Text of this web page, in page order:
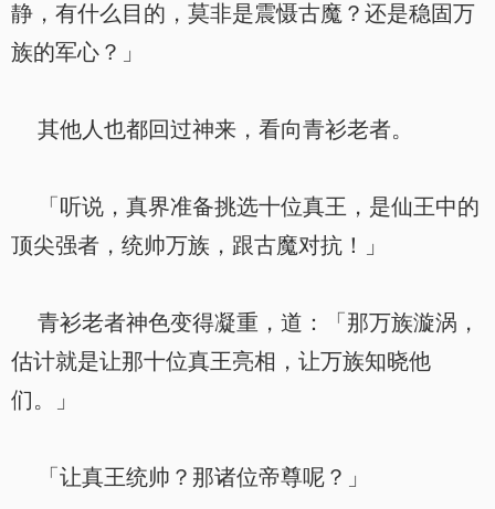
静，有什么目的，莫非是震慑古魔？还是稳固万
族的军心？」
其他人也都回过神来，看向青衫老者。
「听说，真界准备挑选十位真王，是仙王中的
顶尖强者，统帅万族，跟古魔对抗！」
青衫老者神色变得凝重，道：「那万族漩涡，
估计就是让那十位真王亮相，让万族知晓他
们。」
「让真王统帅？那诸位帝尊呢？」